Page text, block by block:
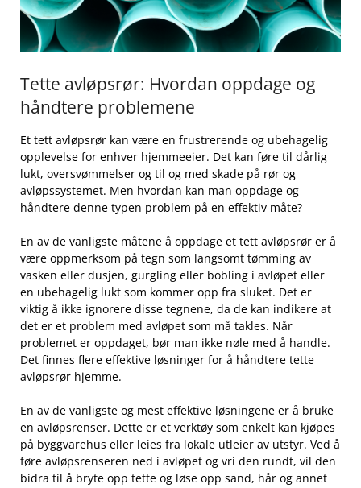
Tette⁤ avløpsrør: Hvordan‌ oppdage ‍og
håndtere problemene
Et tett avløpsrør kan være en frustrerende ⁢og ubehagelig
⁣opplevelse for enhver hjemmeeier. Det kan føre til dårlig
lukt,⁤ oversvømmelser og til og ‌med skade på rør og​
avløpssystemet. Men ⁢hvordan kan man oppdage og
håndtere denne typen problem på en ‌effektiv måte?
En av de vanligste måtene ⁢å oppdage et tett avløpsrør er å
være‍ oppmerksom ​på tegn som langsomt tømming av
vasken eller dusjen, gurgling ‍eller bobling i ⁤avløpet eller
en ubehagelig lukt som kommer opp ⁢fra sluket. Det‌ er
viktig å⁣ ikke ignorere disse tegnene, da de kan indikere at
det er et problem med avløpet ​som må takles.⁤ Når
problemet er oppdaget, ​bør man ikke ⁢nøle med å handle.​
Det finnes flere ‌effektive løsninger for‍ å håndtere tette
avløpsrør hjemme.
En av​ de vanligste og mest effektive‌ løsningene er å bruke
en​ avløpsrenser. Dette er ​et ​verktøy som enkelt kan kjøpes
på byggvarehus eller leies fra lokale utleier av utstyr.⁣ Ved å‍
føre avløpsrenseren ned i‌ avløpet⁣ og vri den rundt, vil den
bidra til å bryte⁣ opp tette‌ og​ løse ⁢opp sand, hår og annet